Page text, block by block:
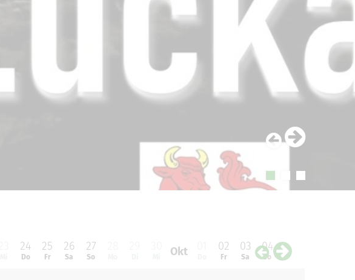
24
Do
25
Fr
26
Sa
27
So Okt 02
Fr
03
Sa
04
So
05
Mo